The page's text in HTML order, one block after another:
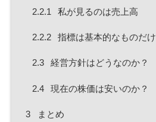
2.2.1 私が見るのは売上高
2.2.2 指標は基本的なものだけ
2.3 経営方針はどうなのか？
2.4 現在の株価は安いのか？
3 まとめ